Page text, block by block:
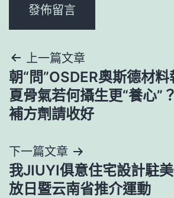
文
章
導
覽
上一篇文章
朝“問”OSDER奧斯德材
夏骨氣若何攝生更“養心”
補方劑請收好
下一篇文章
我JIUYI俱意住宅設計駐
放日暨云南省推介運動